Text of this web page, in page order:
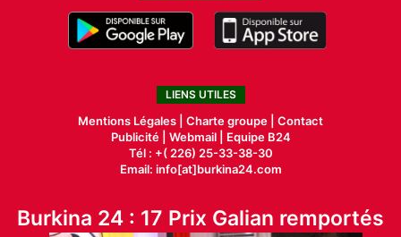
LIENS UTILES
Mentions Légales | Charte groupe | Contact
Publicité| Webmail |
Equipe B24
Tél : +( 226) 25-33-38-30
Email: info[at]burkina24.com
Burkina 24 : 17 Prix Galian remportés